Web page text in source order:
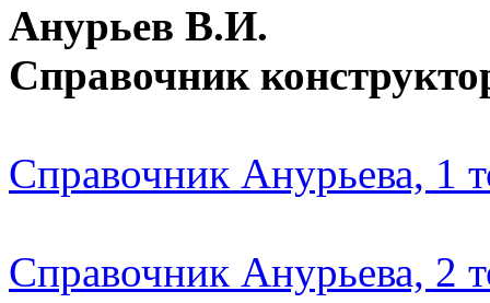
Анурьев В.И.
Справочник
Справочник Анурьева, 1
Справочник Анурьева, 2